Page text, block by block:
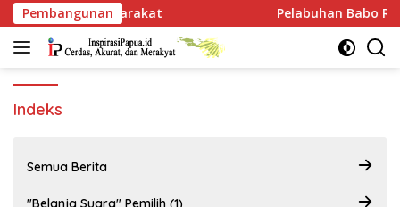
Langsung
ke
konten
Pembangunan
Masyarakat Pelabuhan Babo Resmi
Indeks
Semua Berita
"Belanja Suara" Pemilih (1)